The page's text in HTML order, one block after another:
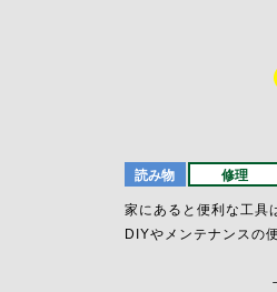
読み物 修理
家にあると便利な工具
DIYやメンテナンスの